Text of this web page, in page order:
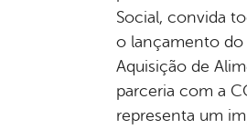
Social, convida
o lançamento do
Aquisição de
parceria com a
representa um